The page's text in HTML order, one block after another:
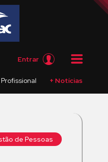
Entrar
+ Notícias
de Pessoas